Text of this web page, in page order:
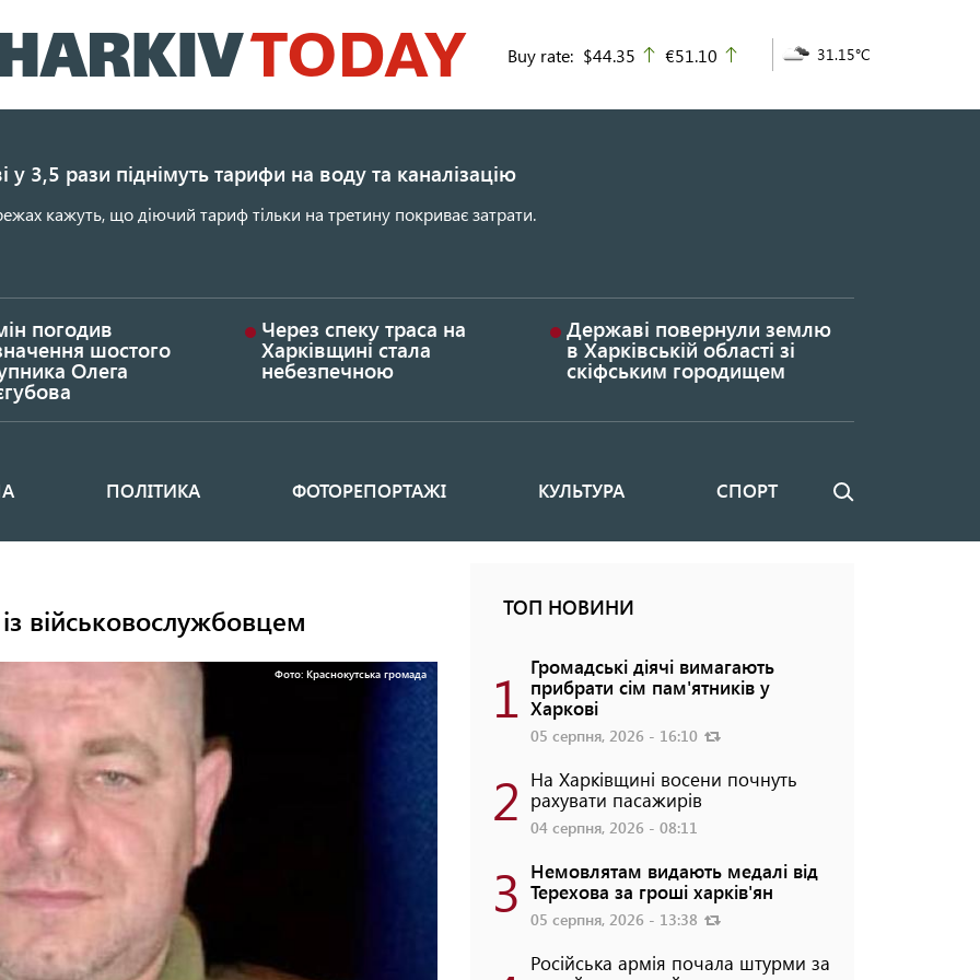
до
основного
Buy rate: $44.35 up
€51.10 31.15°C
у 3,5 рази піднімуть тарифи на воду та каналізацію
кажуть, що діючий тариф тільки на третину покриває затрати.
погодив
шостого
Олега
Через спеку траса на
Харківщині стала
небезпечною
Державі повернули землю
в Харківській області зі
скіфським городищем
ПОЛІТИКА ФОТОРЕПОРТАЖІ КУЛЬТУРА СПОРТ Пошук
військовослужбовцем
Фото: Краснокутська громада
ТОП НОВИНИ
1 Громадські діячі вимагають
прибрати сім пам'ятників у
Харкові
05 серпня, 2026 - 16:10
2 На Харківщині восени почнуть
рахувати пасажирів
04 серпня, 2026 - 08:11
3 Немовлятам видають медалі від
Терехова за гроші харків'ян
05 серпня, 2026 - 13:38
Російська армія почала штурми за